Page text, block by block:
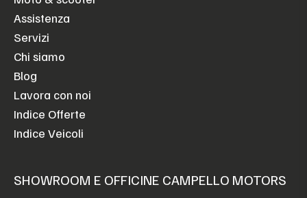
Assistenza
Servizi
Chi siamo
Blog
Lavora con noi
Indice Offerte
Indice Veicoli
SHOWROOM E OFFICINE CAMPELLO MOTORS